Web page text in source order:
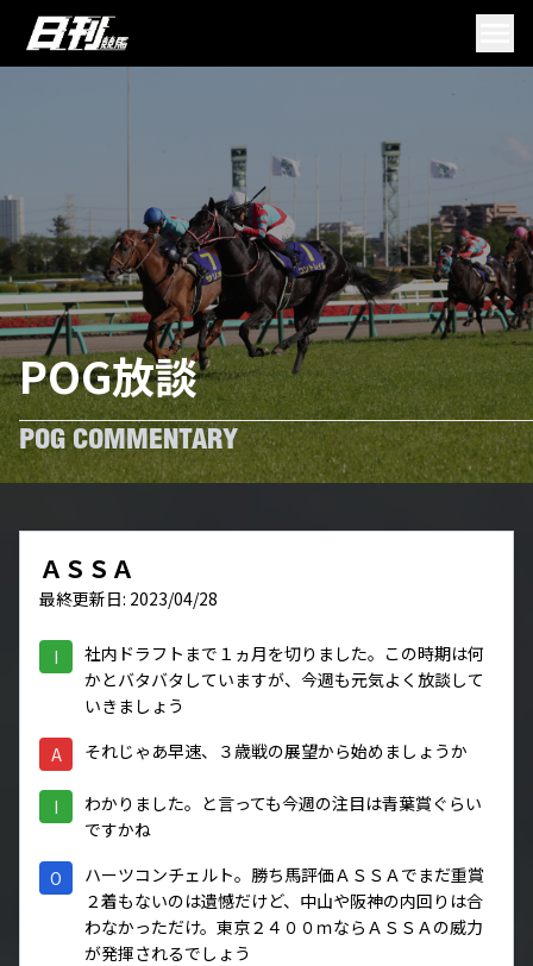
POG放談
POG COMMENTARY
ＡＳＳＡ
最終更新日: 2023/04/28
I
社内ドラフトまで１ヵ月を切りました。この時期は何
かとバタバタしていますが、今週も元気よく放談して
いきましょう
A それじゃあ早速、３歳戦の展望から始めましょうか
I
わかりました。と言っても今週の注目は青葉賞ぐらい
ですかね
O
ハーツコンチェルト。勝ち馬評価ＡＳＳＡでまだ重賞
２着もないのは遺憾だけど、中山や阪神の内回りは合
わなかっただけ。東京２４００ｍならＡＳＳＡの威力
が発揮されるでしょう